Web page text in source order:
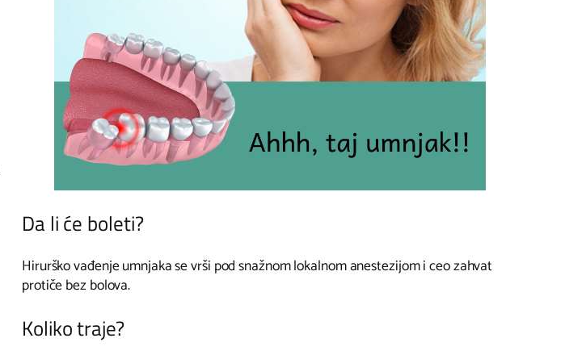
Da li će boleti?
Hirurško vađenje umnjaka se vrši pod snažnom lokalnom anestezijom i ceo zahvat
protiče bez bolova.
Koliko traje?